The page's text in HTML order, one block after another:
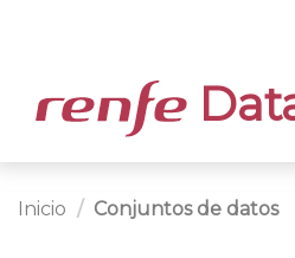
Inicio Conjuntos de datos